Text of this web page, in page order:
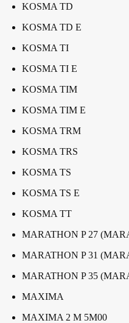
KOSMA TD
KOSMA TD E
KOSMA TI
KOSMA TI E
KOSMA TIM
KOSMA TIM E
KOSMA TRM
KOSMA TRS
KOSMA TS
KOSMA TS E
KOSMA TT
MARATHON P 27
MARATHON P 31
MARATHON P 35
MAXIMA
MAXIMA 2 M 5M00